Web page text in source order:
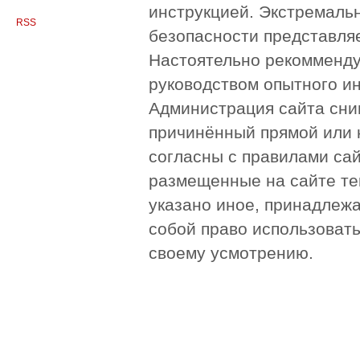
RSS
инструкцией.
безопасности
Настоятельно
руководством опытного
Администрация сайта
причинённый прямой или
согласны с правилами
размещенные на сайте
указано иное,
собой право
своему усмотрению.